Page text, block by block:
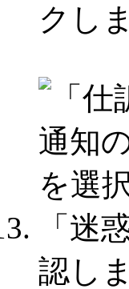
クし
「迷
認し